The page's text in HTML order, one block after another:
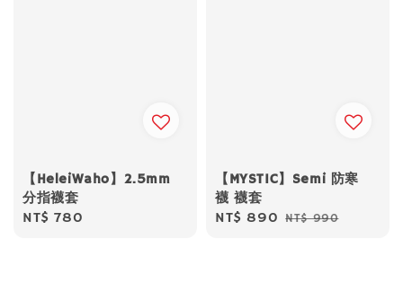
【HeleiWaho】2.5mm
分指襪套
Regular
NT$ 780
【MYSTIC】Semi 防寒
襪 襪套
Sale
NT$ 890 Regular
NT$ 990